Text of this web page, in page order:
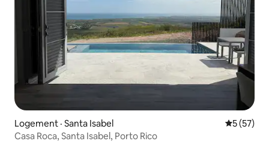
Logement · Santa Isabel Note
5 (57)
Casa Roca, Santa Isabel, Porto Rico